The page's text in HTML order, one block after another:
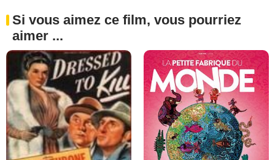
Si vous aimez ce film, vous pourriez
aimer ...